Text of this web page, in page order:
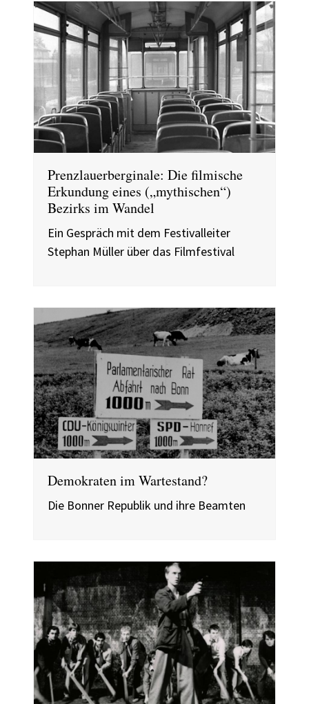
Prenzlauerberginale: Die filmische
Erkundung eines („mythischen“)
Bezirks im Wandel
Ein Gespräch mit dem Festivalleiter
Stephan Müller über das Filmfestival
Demokraten im Wartestand?
Die Bonner Republik und ihre Beamten